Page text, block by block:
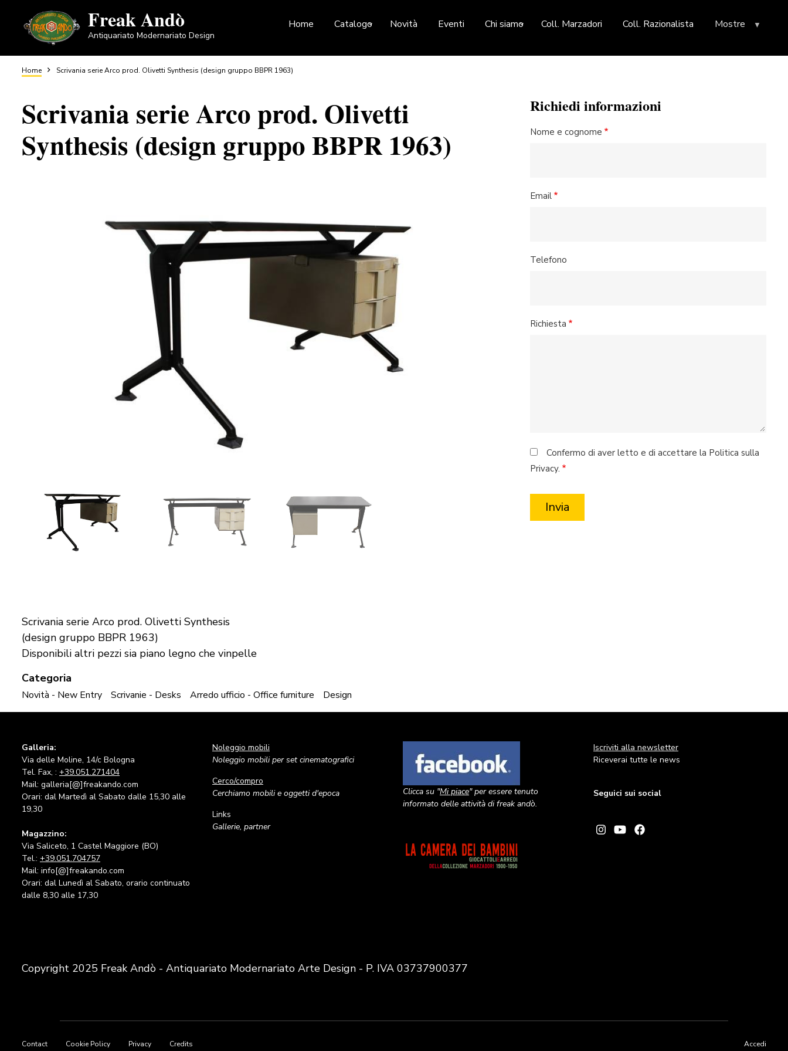
contenuto
principale
Freak Andò
Antiquariato Modernariato Design
Home Catalogo Novità Eventi Chi siamo Coll. Marzadori Coll. Razionalista Mostre
Briciole
di
pane
Home Scrivania serie Arco prod. Olivetti Synthesis (design gruppo BBPR 1963)
Scrivania serie Arco prod. Olivetti
Synthesis (design gruppo BBPR 1963)
Scrivania serie Arco prod. Olivetti Synthesis
(design gruppo BBPR 1963)
Disponibili altri pezzi sia piano legno che vinpelle
Categoria
Novità - New Entry Scrivanie - Desks Arredo ufficio - Office furniture Design
Richiedi informazioni
Nome e cognome
Email
Telefono
Richiesta
Confermo di aver letto e di accettare la Politica sulla
Privacy.
Galleria:
Via delle Moline, 14/c Bologna
Tel. Fax, : +39.051.271404
Mail: galleria[@]freakando.com
Orari: dal Martedì al Sabato dalle 15,30 alle
19,30
Magazzino:
Via Saliceto, 1 Castel Maggiore (BO)
Tel.: +39.051.704757
Mail: info[@]freakando.com
Orari: dal Lunedì al Sabato, orario continuato
dalle 8,30 alle 17,30
Noleggio mobili
Noleggio mobili per set cinematografici
Cerco/compro
Cerchiamo mobili e oggetti d'epoca
Links
Gallerie, partner
Clicca su "Mi piace" per essere tenuto
informato delle attività di freak andò.
Image
Iscriviti alla newsletter
Riceverai tutte le news
Seguici sui social
Copyright 2025 Freak Andò - Antiquariato Modernariato Arte Design - P. IVA 03737900377
Footer
Contact Cookie Policy Privacy Credits Accedi